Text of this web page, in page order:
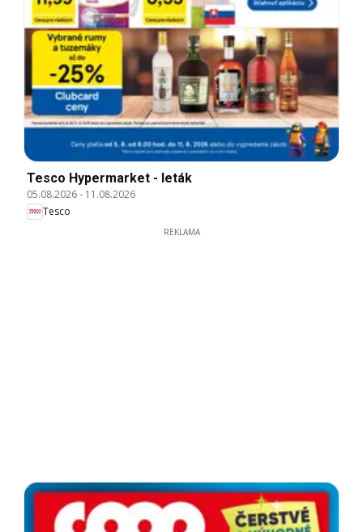
Tesco Hypermarket - leták
05.08.2026- 11.08.2026
Tesco
REKLAMA